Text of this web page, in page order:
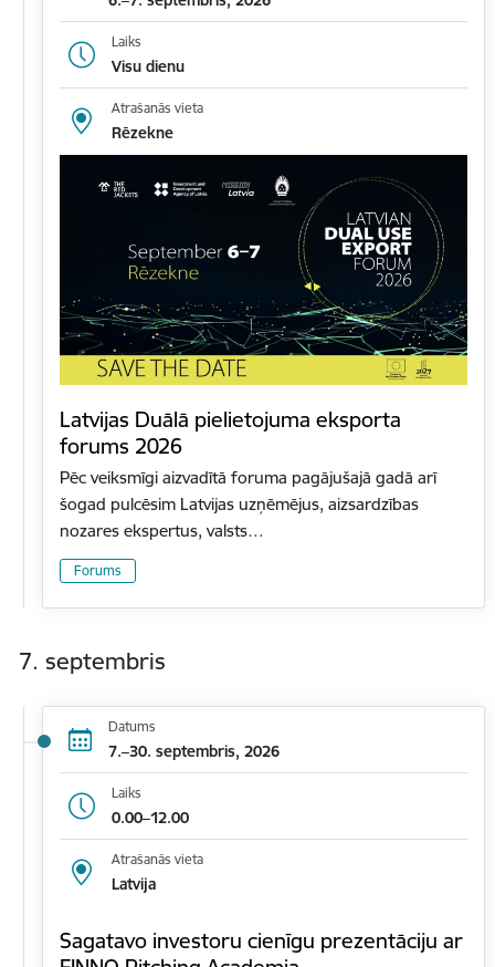
Laiks
Visu dienu
Atrašanās vieta
Rēzekne
Latvijas Duālā pielietojuma eksporta
forums 2026
Pēc veiksmīgi aizvadītā foruma pagājušajā gadā arī
šogad pulcēsim Latvijas uzņēmējus, aizsardzības
nozares ekspertus, valsts…
Forums
7. septembris
Datums
7.–30. septembris, 2026
Laiks
0.00–12.00
Atrašanās vieta
Latvija
Sagatavo investoru cienīgu prezentāciju ar